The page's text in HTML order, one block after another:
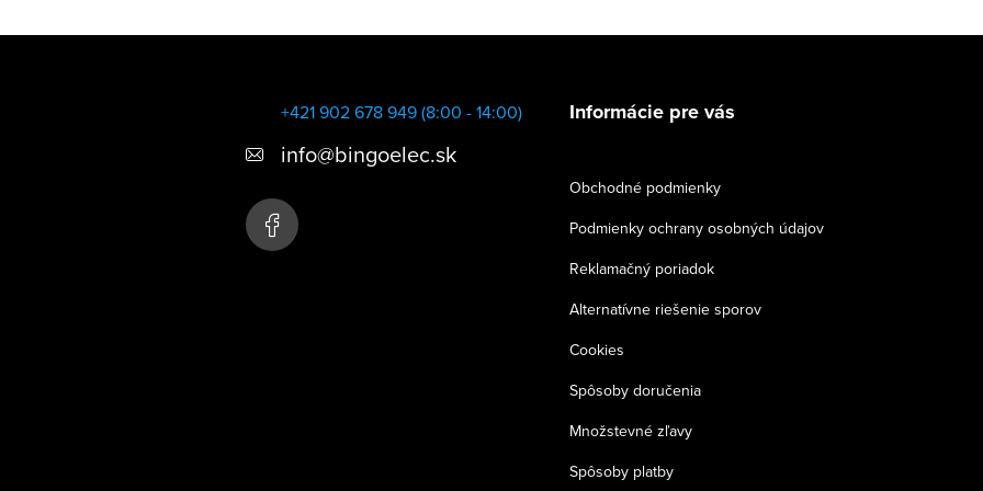
+421 902 678 949 (8:00 - 14:00)
info@bingoelec.sk
Informácie pre vás
Obchodné podmienky
Podmienky ochrany osobných údajov
Reklamačný poriadok
Alternatívne riešenie sporov
Cookies
Spôsoby doručenia
Množstevné zľavy
Spôsoby platby